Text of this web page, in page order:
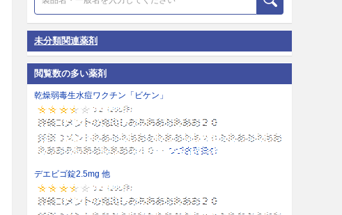
未分類関連薬剤
閲覧数の多い薬剤
乾燥弱毒生水痘ワクチン「ビケン」
デエビゴ錠2.5mg 他